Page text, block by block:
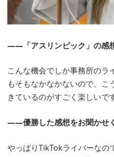
――「アスリンピック」の感
こんな機会でしか事務所のラ
もそもなかなかないので、
きているのがすごく楽しいで
――優勝した感想をお聞かせ
やっぱりTikTokライバーなの